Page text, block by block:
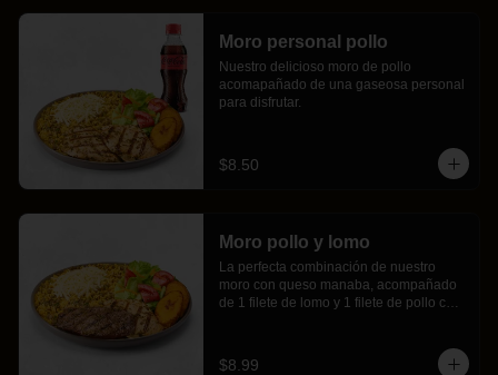
Moro personal pollo
Nuestro delicioso moro de pollo
acomapañado de una gaseosa personal
para disfrutar.
$8.50
Moro pollo y lomo
La perfecta combinación de nuestro
moro con queso manaba, acompañado
de 1 filete de lomo y 1 filete de pollo con
$8.99